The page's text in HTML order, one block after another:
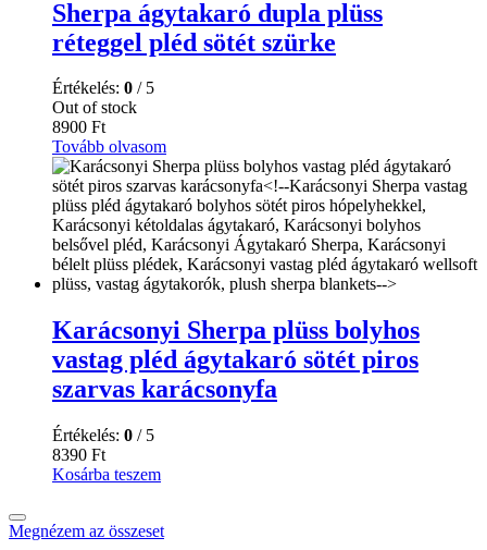
Sherpa ágytakaró dupla plüss
réteggel pléd sötét szürke
Értékelés: 0 / 5
Out of stock
8900 Ft
Tovább olvasom
Karácsonyi Sherpa plüss bolyhos
vastag pléd ágytakaró sötét piros
szarvas karácsonyfa
Értékelés: 0 / 5
8390 Ft
Kosárba teszem
Megnézem az összeset